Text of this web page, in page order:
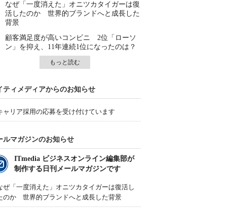
なぜ「一度消えた」オニツカタイガーは復
活したのか 世界的ブランドへと成長した
背景
顧客満足度が高いコンビニ 2位「ローソ
ン」を抑え、11年連続1位になったのは？
もっと読む
ティメディアからのお知らせ
ャリア採用の応募を受け付けています
ルマガジンのお知らせ
ITmedia ビジネスオンライン編集部が
制作する日刊メールマガジンです
ぜ「一度消えた」オニツカタイガーは復活し
のか 世界的ブランドへと成長した背景